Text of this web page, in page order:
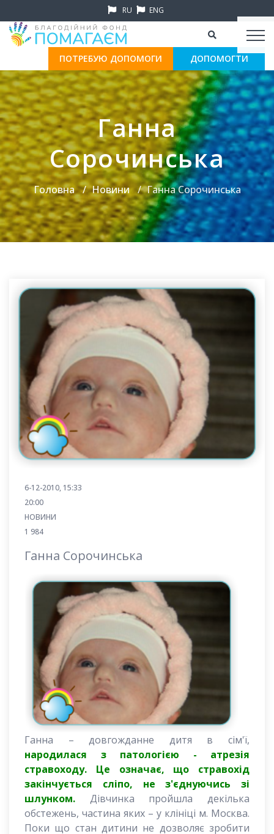
RU ENG
ПОТРЕБУЮ ДОПОМОГИ ДОПОМОГТИ
Ганна
Сорочинська
Головна Новини Ганна Сорочинська
6-12-2010, 15:33
20:00
НОВИНИ
1 984
Ганна Сорочинська
Ганна – довгожданне дитя в сім'ї,
народилася з патологією - атрезія
стравоходу. Це означає, що стравохід
закінчується сліпо, не з'єднуючись зі
шлунком. Дівчинка пройшла декілька
обстежень, частина яких – у клініці м. Москва.
Поки що стан дитини не дозволяє зробити